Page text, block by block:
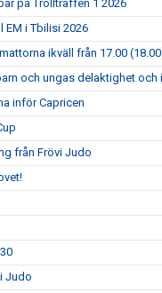
på Trollträffen 1 2026
EM i Tbilisi 2026
ikväll från 17.00
och ungas delaktighet och
inför Capricen
från Frövi Judo
Judo